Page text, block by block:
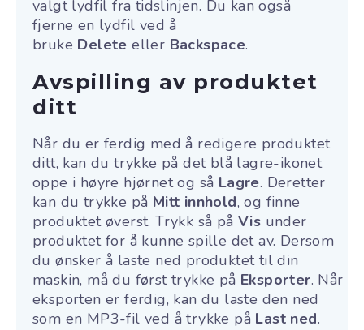
valgt lydfil fra tidslinjen. Du kan også
fjerne en lydfil ved å
bruke Delete eller Backspace.
Avspilling av produktet
ditt
Når du er ferdig med å redigere produktet
ditt, kan du trykke på det blå lagre-ikonet
oppe i høyre hjørnet og så Lagre. Deretter
kan du trykke på Mitt innhold, og finne
produktet øverst. Trykk så på Vis under
produktet for å kunne spille det av. Dersom
du ønsker å laste ned produktet til din
maskin, må du først trykke på Eksporter. Når
eksporten er ferdig, kan du laste den ned
som en MP3-fil ved å trykke på Last ned.